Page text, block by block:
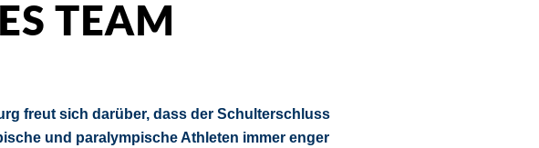
TEAM
freut sich darüber, dass der Schulterschluss
und paralympische Athleten immer enger